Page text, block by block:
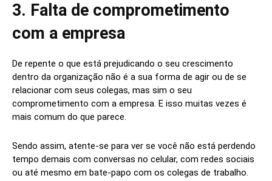
3. Falta de comprometimento
com a empresa
De repente o que está prejudicando o seu crescimento
dentro da organização não é a sua forma de agir ou de se
relacionar com seus colegas, mas sim o seu
comprometimento com a empresa. E isso muitas vezes é
mais comum do que parece.
Sendo assim, atente-se para ver se você não está perdendo
tempo demais com conversas no celular, com redes sociais
ou até mesmo em bate-papo com os colegas de trabalho.